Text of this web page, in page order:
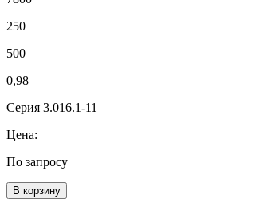
250
500
0,98
Серия 3.016.1-11
Цена:
По запросу
В корзину